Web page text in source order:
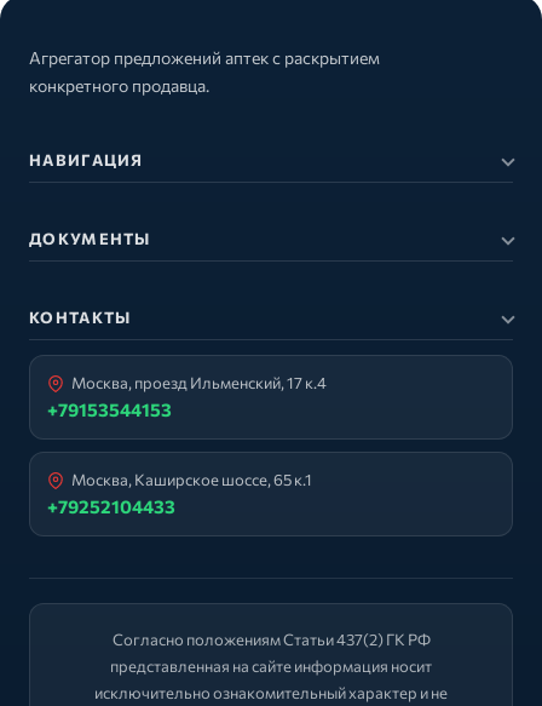
Агрегатор предложений аптек с раскрытием
конкретного продавца.
НАВИГАЦИЯ
ДОКУМЕНТЫ
КОНТАКТЫ
Москва, проезд Ильменский, 17 к.4
+79153544153
Москва, Каширское шоссе, 65 к.1
+79252104433
Согласно положениям Статьи 437(2) ГК РФ
представленная на сайте информация носит
исключительно ознакомительный характер и не